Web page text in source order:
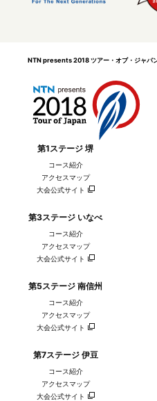
メリカ）
NTN presents 2018 ツアー・オブ・ジャパ
第1ステージ 堺
コース紹介
アクセスマップ
大会公式サイト
第3ステージ いなべ
コース紹介
アクセスマップ
大会公式サイト
第5ステージ 南信州
コース紹介
アクセスマップ
大会公式サイト
第7ステージ 伊豆
コース紹介
アクセスマップ
大会公式サイト